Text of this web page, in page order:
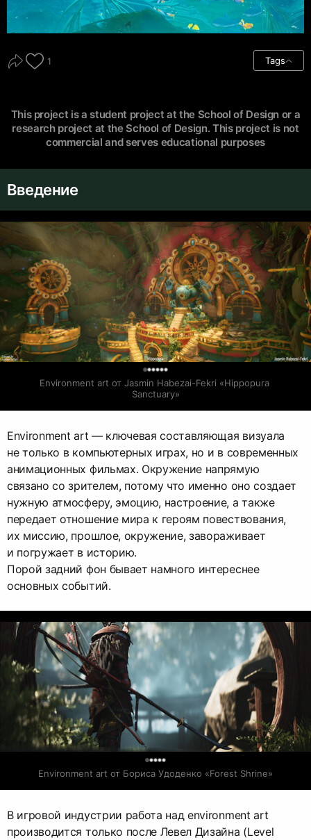
1 Tags
This project is a student project at the School of Design or a
research project at the School of Design. This project is not
commercial and serves educational purposes
Введение
Environment art от Jasmin Habezai-Fekri «Hippopura
Sanctuary»
Environment art — ключевая составляющая визуала
не только в компьютерных играх, но и в современных
анимационных фильмах. Окружение напрямую
связано со зрителем, потому что именно оно создает
нужную атмосферу, эмоцию, настроение, а также
передает отношение мира к героям повествования,
их миссию, прошлое, окружение, завораживает
и погружает в историю.
Порой задний фон бывает намного интереснее
основных событий.
Environment art от Бориса Удоденко «Forest Shrine»
В игровой индустрии работа над environment art
производится только после Левел Дизайна (Level